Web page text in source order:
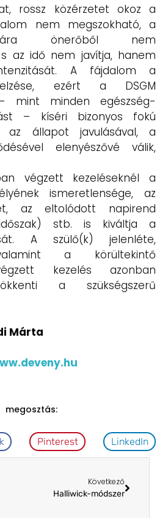
rossz közérzetet okoz a
nem megszokható, a
önerőből nem
az idő nem javítja, hanem
A fájdalom a
ezért a DSGM
mint minden egészség-
– kíséri bizonyos fokú
az állapot javulásával, a
elenyészővé válik,
végzett kezeléseknél a
ismeretlensége, az
az eltolódott napirend
stb. is kiváltja a
A szülő(k) jelenléte,
a körültekintő
kezelés azonban
a szükségszerű
Márta
megosztás:
Pinterest LinkedIn
Következő
Halliwick-módszer